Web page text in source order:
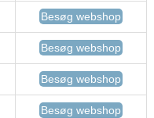
Besøg webshop
Besøg webshop
Besøg webshop
Besøg webshop